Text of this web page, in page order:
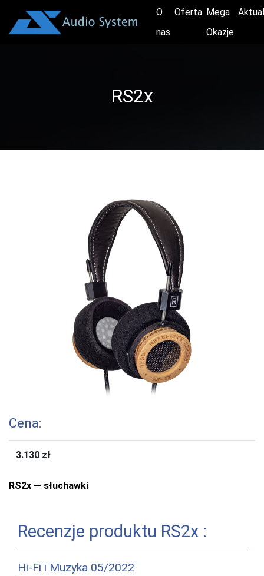
O
nas
Oferta Mega
Okazje
RS2x
Cena:
3.130 zł
RS2x — słuchawki
Recenzje produktu RS2x :
Hi-Fi i Muzyka 05/2022